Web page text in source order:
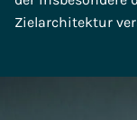
Zielarchitektur